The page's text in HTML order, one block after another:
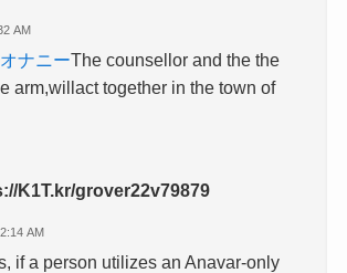
AM
ナニーThe counsellor and the the
arm,willact together in the town of
K1T.kr/grover22v79879
AM
if a person utilizes an Anavar-only